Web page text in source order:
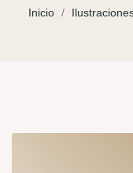
Inicio